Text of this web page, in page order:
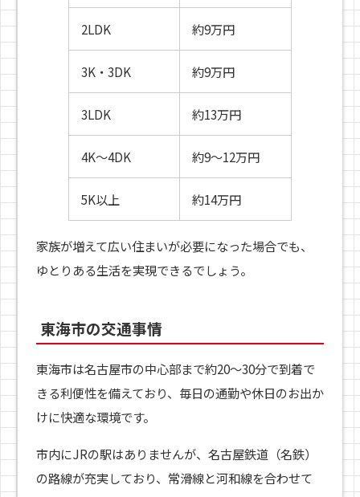
2LDK 約9万円
3K・3DK 約9万円
3LDK 約13万円
4K〜4DK 約9〜12万円
5K以上 約14万円
家族が増えて広い住まいが必要になった場合でも、
ゆとりある生活を実現できるでしょう。
東海市の交通事情
東海市は名古屋市の中心部まで約20〜30分で到着で
きる利便性を備えており、毎日の通勤や休日のお出か
けに快適な環境です。
市内にJRの駅はありませんが、名古屋鉄道（名鉄）
の路線が充実しており、常滑線と河和線を合わせて